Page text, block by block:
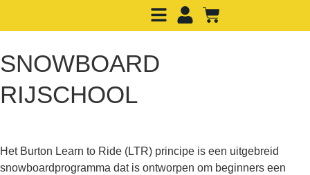
SNOWBOARD
RIJSCHOOL
Het Burton Learn to Ride (LTR) principe is een uitgebreid
snowboardprogramma dat is ontworpen om beginners een